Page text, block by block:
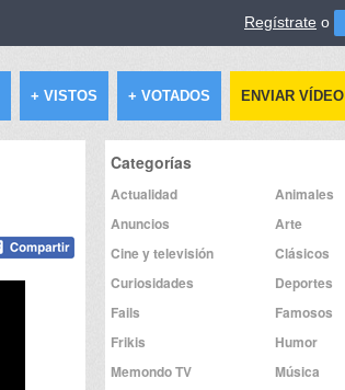
Regístrate o
+ VISTOS + VOTADOS ENVIAR VÍDEO
Categorías
Actualidad
Animales
Anuncios
Arte
Cine y televisión
Clásicos
Curiosidades
Deportes
Fails
Famosos
Frikis
Humor
Memondo TV
Música